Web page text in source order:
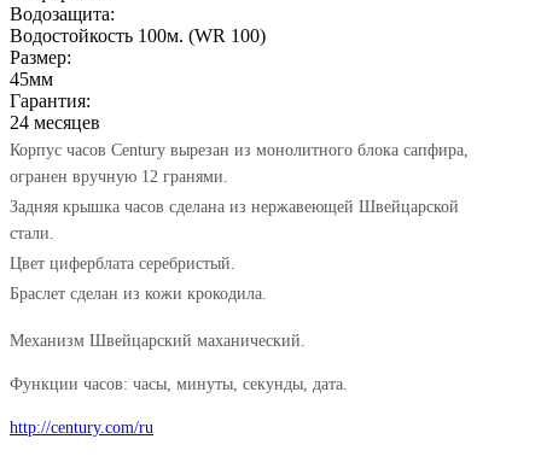
Водозащита:
Водостойкость 100м. (WR 100)
Размер:
45мм
Гарантия:
24 месяцев
Корпус часов Century вырезан из монолитного блока сапфира,
огранен вручную 12 гранями.
Задняя крышка часов сделана из нержавеющей Швейцарской
стали.
Цвет циферблата серебристый.
Браслет сделан из кожи крокодила.
Механизм Швейцарский маханический.
Функции часов: часы, минуты, секунды, дата.
http://century.com/ru